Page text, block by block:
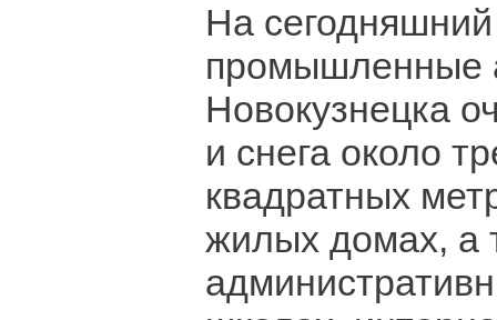
На
промышленные
Новокузнецка
и снега около
квадратных
жилых домах, а